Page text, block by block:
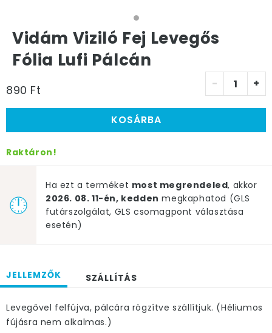
Vidám Viziló Fej Levegős
Fólia Lufi Pálcán
890 Ft - +
KOSÁRBA
Raktáron!
Ha ezt a terméket most megrendeled, akkor
2026. 08. 11-én, kedden megkaphatod (GLS
futárszolgálat, GLS csomagpont választása
esetén)
JELLEMZŐK SZÁLLÍTÁS
Levegővel felfújva, pálcára rögzítve szállítjuk. (Héliumos
fújásra nem alkalmas.)